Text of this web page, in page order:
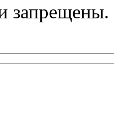
запрещены.